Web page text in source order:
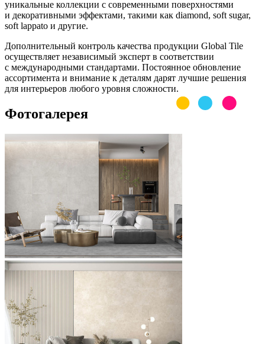
уникальные коллекции с современными поверхностями
и декоративными эффектами, такими как diamond, soft sugar,
soft lappato и другие.
Дополнительный контроль качества продукции Global Tile
осуществляет независимый эксперт в соответствии
с международными стандартами. Постоянное обновление
ассортимента и внимание к деталям дарят лучшие решения
для интерьеров любого уровня сложности.
Фотогалерея